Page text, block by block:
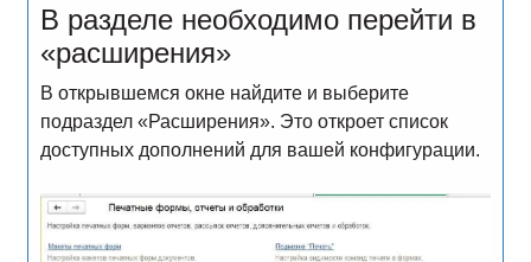
В разделе необходимо перейти в
«расширения»
В открывшемся окне найдите и выберите
подраздел «Расширения». Это откроет список
доступных дополнений для вашей конфигурации.